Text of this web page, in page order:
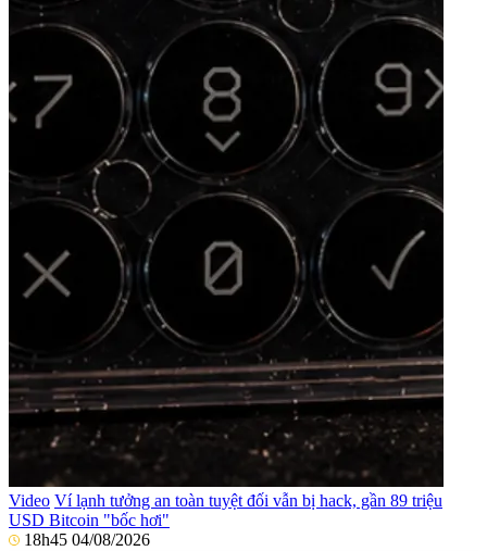
Video Ví lạnh tưởng an toàn tuyệt đối vẫn bị hack, gần 89 triệu
USD Bitcoin "bốc hơi"
18h45 04/08/2026